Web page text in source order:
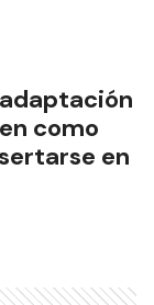
como
en